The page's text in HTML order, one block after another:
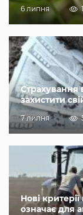
6 липня
Страхування
захистити
7 липня
Нові
означає для